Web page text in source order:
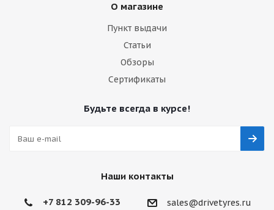
О магазине
Пункт выдачи
Статьи
Обзоры
Сертификаты
Будьте всегда в курсе!
Наши контакты
+7 812 309-96-33 sales@drivetyres.ru